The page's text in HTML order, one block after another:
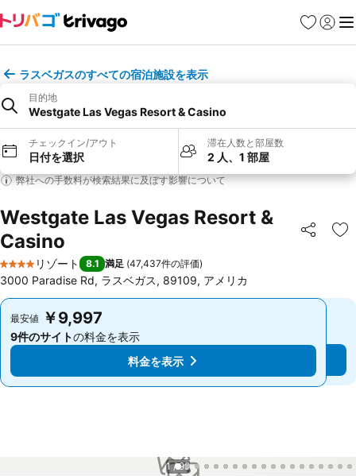
お気に入り
ログイ
メ
ラスベガスのすべての宿泊施設を表示
目的地
Westgate Las Vegas Resort & Casino
チェックイン/アウト
日付を選択
滞在人数と部屋数
2 人、1 部屋
弊社への手数料が検索結果に及ぼす影響について
Westgate Las Vegas Resort &
Casino
シェア お
4 ホテルのランク
リゾート 8.1 満足 (47,437件の評価)
3000 Paradise Rd, ラスベガス, 89109, アメリカ
最安値 ￥9,997
9件のサイトの料金を表示
料金を表示
最安値 ￥9,997
9件のサイトの料金を表示
料金を表示
1 / 99